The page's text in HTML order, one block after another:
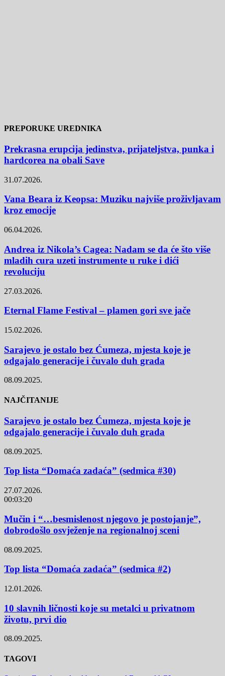
PREPORUKE UREDNIKA
Prekrasna erupcija jedinstva, prijateljstva, punka i
hardcorea na obali Save
31.07.2026.
Vana Beara iz Keopsa: Muziku najviše proživljavam
kroz emocije
06.04.2026.
Andrea iz Nikola’s Cagea: Nadam se da će što više
mladih cura uzeti instrumente u ruke i dići
revoluciju
27.03.2026.
Eternal Flame Festival – plamen gori sve jače
15.02.2026.
Sarajevo je ostalo bez Ćumeza, mjesta koje je
odgajalo generacije i čuvalo duh grada
08.09.2025.
NAJČITANIJE
Sarajevo je ostalo bez Ćumeza, mjesta koje je
odgajalo generacije i čuvalo duh grada
08.09.2025.
Top lista “Domaća zadaća” (sedmica #30)
27.07.2026.
00:03:20
Mučin i “…besmislenost njegovo je postojanje”,
dobrodošlo osvježenje na regionalnoj sceni
08.09.2025.
Top lista “Domaća zadaća” (sedmica #2)
12.01.2026.
10 slavnih ličnosti koje su metalci u privatnom
životu, prvi dio
08.09.2025.
TAGOVI